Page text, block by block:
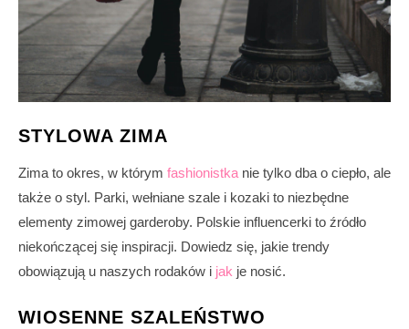
STYLOWA ZIMA
Zima to okres, w którym fashionistka nie tylko dba o ciepło, ale
także o styl. Parki, wełniane szale i kozaki to niezbędne
elementy zimowej garderoby. Polskie influencerki to źródło
niekończącej się inspiracji. Dowiedz się, jakie trendy
obowiązują u naszych rodaków i jak je nosić.
WIOSENNE SZALEŃSTWO